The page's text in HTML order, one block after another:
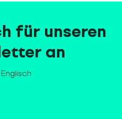
für unseren
an